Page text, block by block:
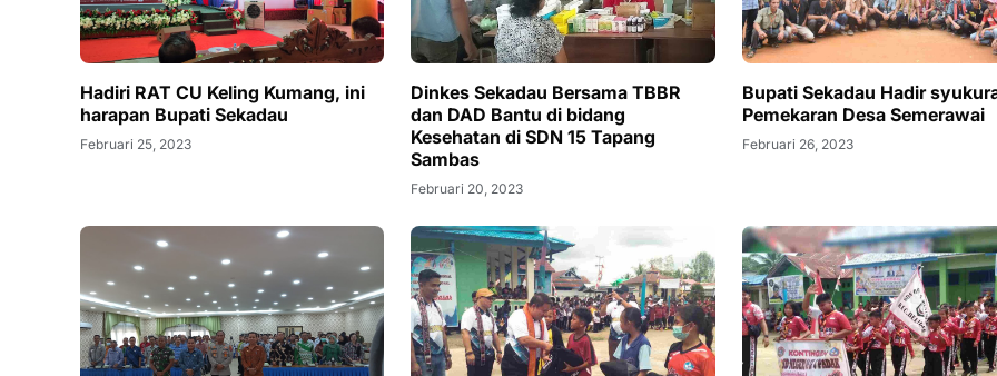
Hadiri RAT CU Keling Kumang, ini
harapan Bupati Sekadau
Februari 25, 2023
Dinkes Sekadau Bersama TBBR
dan DAD Bantu di bidang
Kesehatan di SDN 15 Tapang
Sambas
Februari 20, 2023
Bupati Sekadau Hadir
Pemekaran Desa Semerawai
Februari 26, 2023